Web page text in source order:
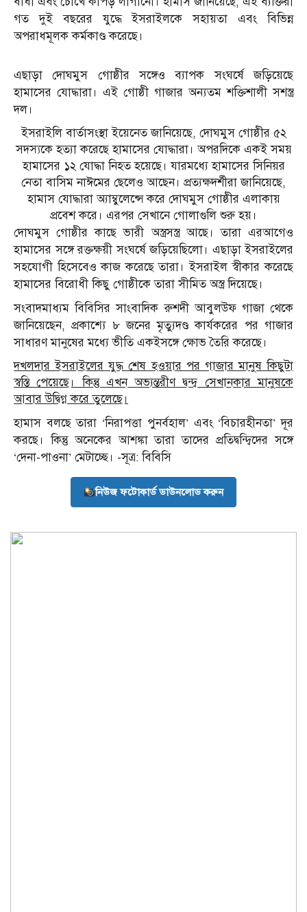
গত দুই বছরের যুদ্ধে ইসরাইলকে সহায়তা এবং বিভিন্ন
অপরাধমূলক কর্মকাণ্ড করেছে।
এছাড়া দোঘমুস গোষ্ঠীর সঙ্গেও ব্যাপক সংঘর্ষে জড়িয়েছে
হামাসের যোদ্ধারা। এই গোষ্ঠী গাজার অন্যতম শক্তিশালী সশস্ত্র
দল।
ইসরাইলি বার্তাসংস্থা ইয়েনেত জানিয়েছে, দোঘমুস গোষ্ঠীর ৫২
সদস্যকে হত্যা করেছে হামাসের যোদ্ধারা। অপরদিকে একই সময়
হামাসের ১২ যোদ্ধা নিহত হয়েছে। যারমধ্যে হামাসের সিনিয়র
নেতা বাসিম নাঈমের ছেলেও আছেন। প্রত্যক্ষদর্শীরা জানিয়েছে,
হামাস যোদ্ধারা অ্যাম্বুলেন্সে করে দোঘমুস গোষ্ঠীর এলাকায়
প্রবেশ করে। এরপর সেখানে গোলাগুলি শুরু হয়।
দোঘমুস গোষ্ঠীর কাছে ভারী অস্ত্রসস্ত্র আছে। তারা এরআগেও
হামাসের সঙ্গে রক্তক্ষয়ী সংঘর্ষে জড়িয়েছিলো। এছাড়া ইসরাইলের
সহযোগী হিসেবেও কাজ করেছে তারা। ইসরাইল স্বীকার করেছে
হামাসের বিরোধী কিছু গোষ্ঠীকে তারা সীমিত অস্ত্র দিয়েছে।
সংবাদমাধ্যম বিবিসির সাংবাদিক রুশদী আবুলউফ গাজা থেকে
জানিয়েছেন, প্রকাশ্যে ৮ জনের মৃত্যুদণ্ড কার্যকরের পর গাজার
সাধারণ মানুষের মধ্যে ভীতি একইসঙ্গে ক্ষোভ তৈরি করেছে।
দখলদার ইসরাইলের যুদ্ধ শেষ হওয়ার পর গাজার মানুষ কিছুটা
স্বস্তি পেয়েছে। কিন্তু এখন অভ্যন্তরীণ দ্বন্দ্ব সেখানকার মানুষকে
আবার উদ্বিগ্ন করে তুলেছে।
হামাস বলছে তারা ‘নিরাপত্তা পুনর্বহাল’ এবং ‘বিচারহীনতা’ দূর
করছে। কিন্তু অনেকের আশঙ্কা তারা তাদের প্রতিদ্বন্দ্বিদের সঙ্গে
‘দেনা-পাওনা’ মেটাচ্ছে। -সূত্র: বিবিসি
নিউজ ফটোকার্ড ডাউনলোড করুন